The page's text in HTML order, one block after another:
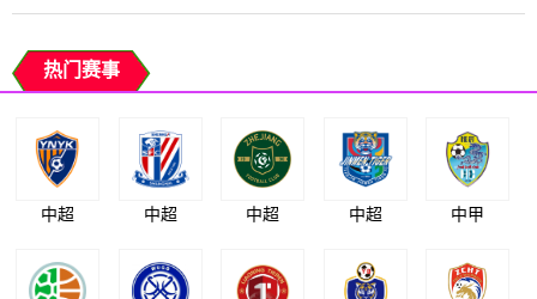
热门赛事
中超 中超 中超 中超 中甲